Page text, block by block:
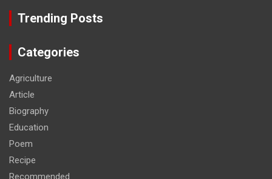
Trending Posts
Categories
Agriculture
Article
Biography
Education
Poem
Recipe
Recommended